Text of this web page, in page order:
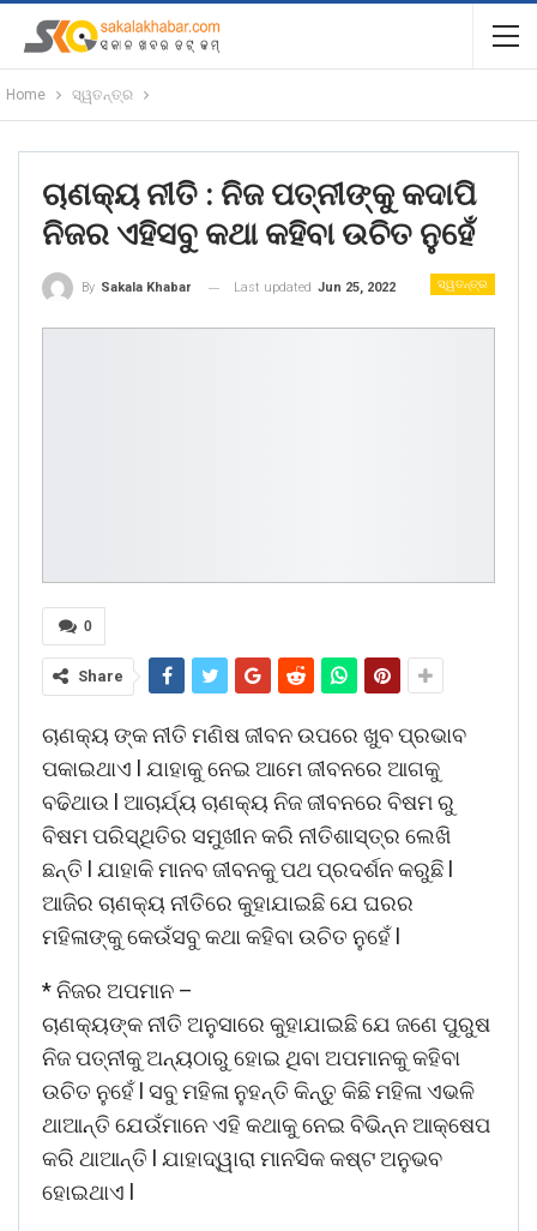
Home ସ୍ୱତନ୍ତ୍ର
ଚାଣକ୍ୟ ନୀତି : ନିଜ ପତ୍ନୀଙ୍କୁ କଦାପି
ନିଜର ଏହିସବୁ କଥା କହିବା ଉଚିତ ନୁହେଁ
ସ୍ୱତନ୍ତ୍ର
By Sakala Khabar Last updated Jun 25, 2022
0
Share
ଚାଣକ୍ୟ ଙ୍କ ନୀତି ମଣିଷ ଜୀବନ ଉପରେ ଖୁବ ପ୍ରଭାବ
ପକାଇଥାଏ l ଯାହାକୁ ନେଇ ଆମେ ଜୀବନରେ ଆଗକୁ
ବଢିଥାଉ l ଆଚାର୍ଯ୍ୟ ଚାଣକ୍ୟ ନିଜ ଜୀବନରେ ବିଷମ ରୁ
ବିଷମ ପରିସ୍ଥିତିର ସମୁଖୀନ କରି ନୀତିଶାସ୍ତ୍ର ଲେଖି
ଛନ୍ତି l ଯାହାକି ମାନବ ଜୀବନକୁ ପଥ ପ୍ରଦର୍ଶନ କରୁଛି l
ଆଜିର ଚାଣକ୍ୟ ନୀତିରେ କୁହାଯାଇଛି ଯେ ଘରର
ମହିଳାଙ୍କୁ କେଉଁସବୁ କଥା କହିବା ଉଚିତ ନୁହେଁ l
* ନିଜର ଅପମାନ –
ଚାଣକ୍ୟଙ୍କ ନୀତି ଅନୁସାରେ କୁହାଯାଇଛି ଯେ ଜଣେ ପୁରୁଷ
ନିଜ ପତ୍ନୀକୁ ଅନ୍ୟଠାରୁ ହୋଇ ଥିବା ଅପମାନକୁ କହିବା
ଉଚିତ ନୁହେଁ l ସବୁ ମହିଳା ନୁହନ୍ତି କିନ୍ତୁ କିଛି ମହିଳା ଏଭଳି
ଥାଆନ୍ତି ଯେଉଁମାନେ ଏହି କଥାକୁ ନେଇ ବିଭିନ୍ନ ଆକ୍ଷେପ
କରି ଥାଆନ୍ତି l ଯାହାଦ୍ୱାରା ମାନସିକ କଷ୍ଟ ଅନୁଭବ
ହୋଇଥାଏ l